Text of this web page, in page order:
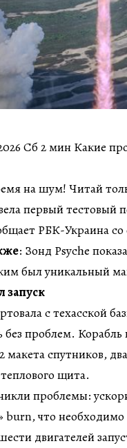
Сб 2 мин Какие
на шум! Читай
первый тестовый
РБК-Украина со
: Зонд Psyche
был уникальный
запуск
с техасской
без проблем.
макета спутников,
щита.
проблемы:
burn, что
двигателей